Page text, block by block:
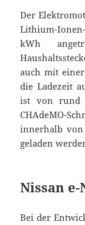
Der
Lithium-
kWh
auch mit
die Ladezeit
ist von rund
CHAdeMO-
innerhalb von
geladen
Nissan
Bei der